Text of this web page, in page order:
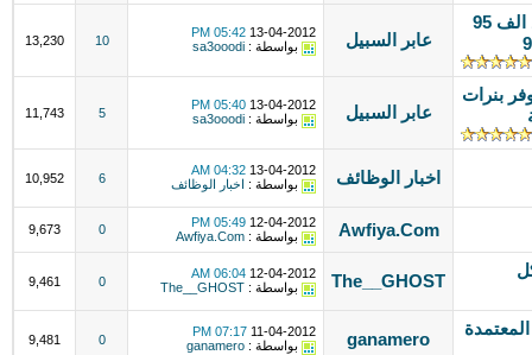
اعلان موقع صدي بنات زواره فوق 15 الف 95
عابر السبيل
13-04-2012
05:42 PM
بواسطة : sa3ooodi
10
13,230
بنرات
عابر السبيل 13-04-2012
05:40 PM
بواسطة : sa3ooodi
5
11,743
اخبار الوظائف 13-04-2012
04:32 AM
بواسطة :
اخبار الوظائف 6
10,952
Awfiya.Com
12-04-2012
05:49 PM
بواسطة : Awfiya.Com
0
9,673
The__GHOST
12-04-2012
06:04 AM
بواسطة : The__GHOST
0
9,461
المعتمدة
ganamero
11-04-2012
07:17 PM
بواسطة : ganamero
0
9,481